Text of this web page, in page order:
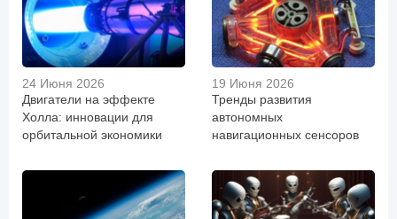
24 Июня 2026
Двигатели на эффекте
Холла: инновации для
орбитальной экономики
19 Июня 2026
Тренды развития
автономных
навигационных сенсоров